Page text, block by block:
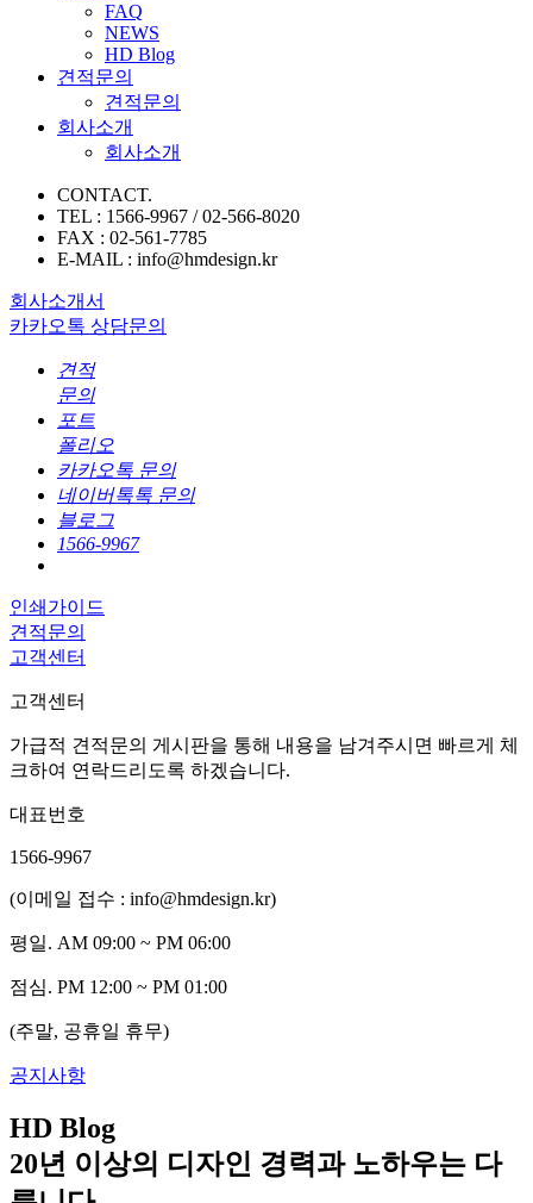
FAQ
NEWS
HD Blog
견적문의
견적문의
회사소개
회사소개
CONTACT.
TEL : 1566-9967 / 02-566-8020
FAX : 02-561-7785
E-MAIL : info@hmdesign.kr
회사소개서
카카오톡 상담문의
견적
문의
포트
폴리오
카카오톡 문의
네이버톡톡 문의
블로그
1566-9967
인쇄가이드
견적문의
고객센터
고객센터
가급적 견적문의 게시판을 통해 내용을 남겨주시면 빠르게 체
크하여 연락드리도록 하겠습니다.
대표번호
1566-9967
(이메일 접수 : info@hmdesign.kr)
평일. AM 09:00 ~ PM 06:00
점심. PM 12:00 ~ PM 01:00
(주말, 공휴일 휴무)
공지사항
HD Blog
20년 이상의 디자인 경력과 노하우는 다